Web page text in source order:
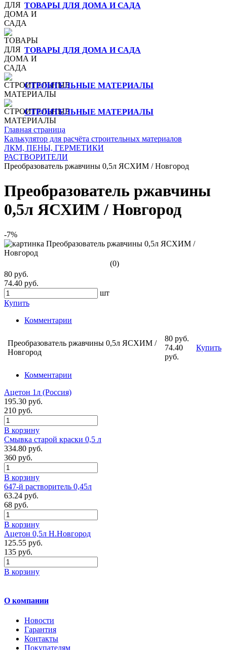
ТОВАРЫ ДЛЯ ДОМА И САДА
ТОВАРЫ ДЛЯ ДОМА И САДА
СТРОИТЕЛЬНЫЕ МАТЕРИАЛЫ
СТРОИТЕЛЬНЫЕ МАТЕРИАЛЫ
Главная страница
Калькулятор для расчёта строительных материалов
ЛКМ, ПЕНЫ, ГЕРМЕТИКИ
РАСТВОРИТЕЛИ
Преобразователь ржавчины 0,5л ЯСХИМ / Новгород
Преобразователь ржавчины
0,5л ЯСХИМ / Новгород
-7%
(0)
80 руб.
74.40 руб.
шт
Купить
Комментарии
Преобразователь ржавчины 0,5л ЯСХИМ /
Новгород
80 руб.
74.40
руб.
Купить
Комментарии
Ацетон 1л (Россия)
195.30 руб.
210 руб.
В корзину
Смывка старой краски 0,5 л
334.80 руб.
360 руб.
В корзину
647-й растворитель 0,45л
63.24 руб.
68 руб.
В корзину
Ацетон 0,5л Н.Новгород
125.55 руб.
135 руб.
В корзину
О компании
Новости
Гарантия
Контакты
Покупателям